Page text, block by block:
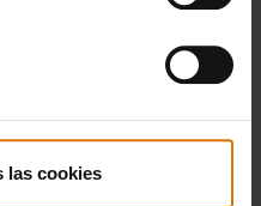
las cookies